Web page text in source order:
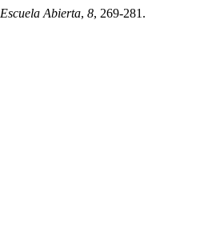
Escuela Abierta, 8, 269-281.